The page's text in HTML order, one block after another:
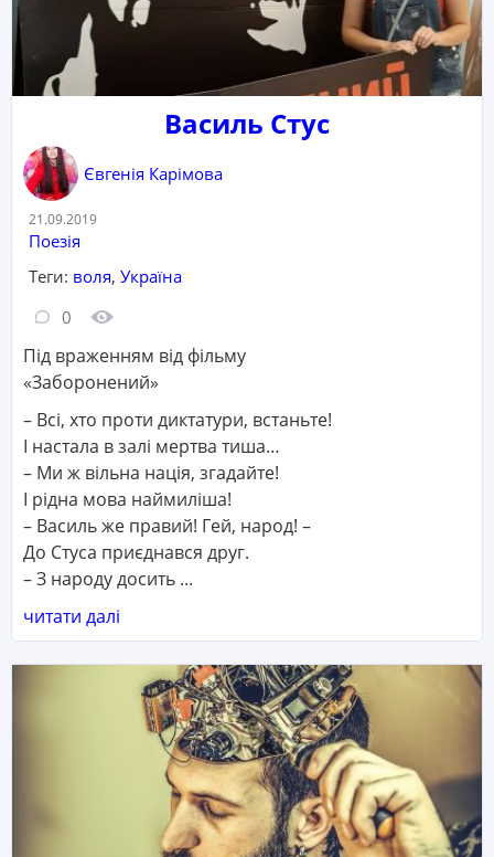
Василь Стус
Євгенія Карімова
Дата:
21.09.2019
Категорія:
Поезія
Теги: воля, Україна
Кількість коментарів:
0 Кількість переглядів:
Під враженням від фільму
«Заборонений»
– Всі, хто проти диктатури, встаньте!
І настала в залі мертва тиша…
– Ми ж вільна нація, згадайте!
І рідна мова наймиліша!
– Василь же правий! Гей, народ! –
До Стуса приєднався друг.
– З народу досить ...
читати далі